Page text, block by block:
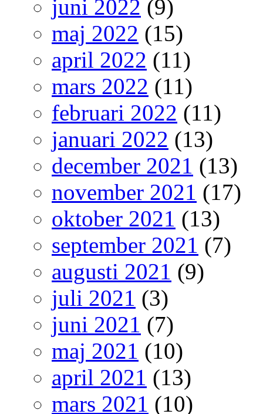
juni 2022 (9)
maj 2022 (15)
april 2022 (11)
mars 2022 (11)
februari 2022 (11)
januari 2022 (13)
december 2021 (13)
november 2021 (17)
oktober 2021 (13)
september 2021 (7)
augusti 2021 (9)
juli 2021 (3)
juni 2021 (7)
maj 2021 (10)
april 2021 (13)
mars 2021 (10)